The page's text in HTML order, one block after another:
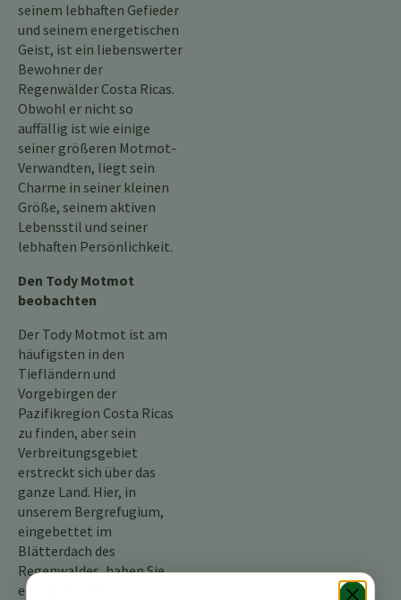
seinem lebhaften Gefieder
und seinem energetischen
Geist, ist ein liebenswerter
Bewohner der
Regenwälder Costa Ricas.
Obwohl er nicht so
auffällig ist wie einige
seiner größeren Motmot-
Verwandten, liegt sein
Charme in seiner kleinen
Größe, seinem aktiven
Lebensstil und seiner
lebhaften Persönlichkeit.
Den Tody Motmot
beobachten
Der Tody Motmot ist am
häufigsten in den
Tiefländern und
Vorgebirgen der
Pazifikregion Costa Ricas
zu finden, aber sein
Verbreitungsgebiet
erstreckt sich über das
ganze Land. Hier, in
unserem Bergrefugium,
eingebettet im
Blätterdach des
Regenwaldes, haben Sie
eine gute Chance, auf